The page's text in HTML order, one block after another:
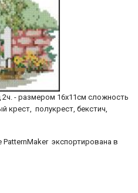
- размером 16х11см сложность
крест, полукрест, бекстич,
экспортирована в